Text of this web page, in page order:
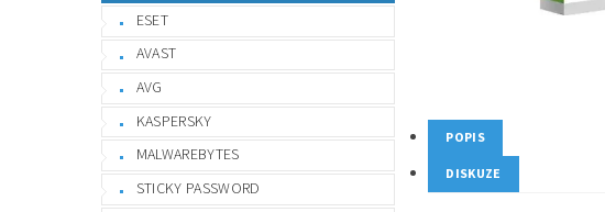
ESET
AVAST
AVG
KASPERSKY
MALWAREBYTES
STICKY PASSWORD
POPIS
DISKUZE